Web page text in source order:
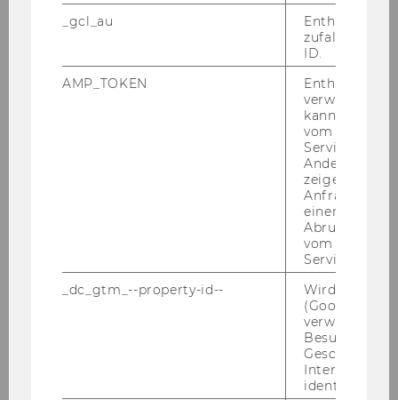
Exercise No. 31: Requirements Planning
Exercise No. 32: Cost Centre / Work Centre
Exercise No. 33: Account and Organizational
Exercise No. 34: Flight Personnel Training
Exercise No. 36: Car Rental Service
Exercise No. 37: Online Auction Website
_gcl_au
Enthält eine
ID.
AMP_TOKEN
Enthält ein
verwendet
kann, um
vom AMP-
Service
Andere
zeigen Opt-
Anfrage im
einen Fehler
Abrufen
vom AMP
Service an.
_dc_gtm_--property-id--
Wird von
(Google Tag
verwendet,
Besucher
Geschlecht
Interessen zu
identifizieren.